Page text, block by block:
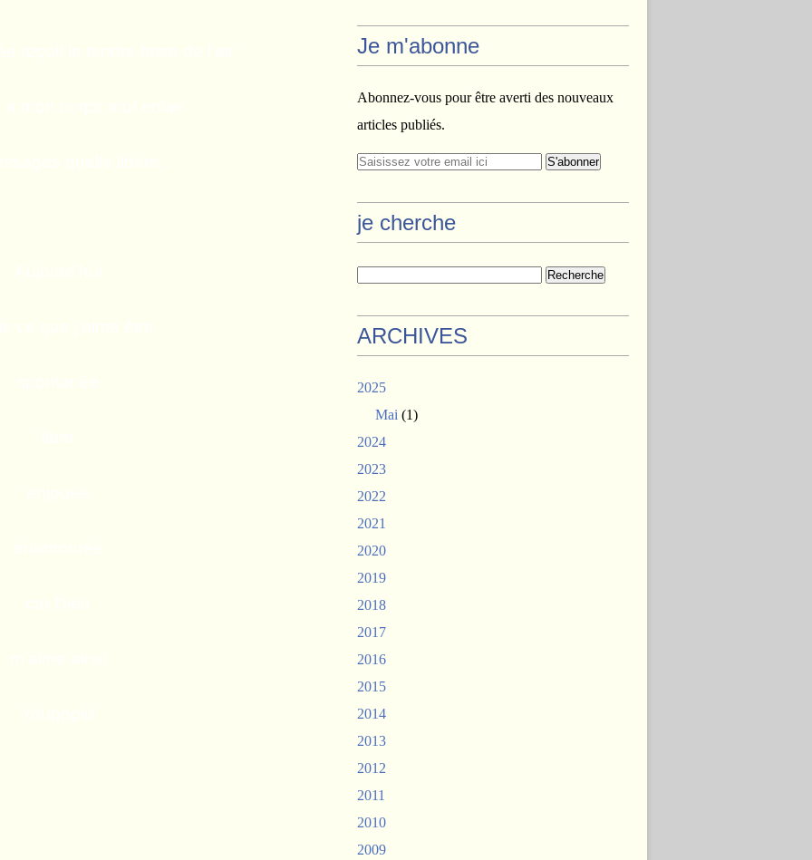
Je m'abonne
Abonnez-vous pour être averti des nouveaux
articles publiés.
je cherche
ARCHIVES
2025
Mai (1)
2024
2023
2022
2021
2020
2019
2018
2017
2016
2015
2014
2013
2012
2011
2010
2009